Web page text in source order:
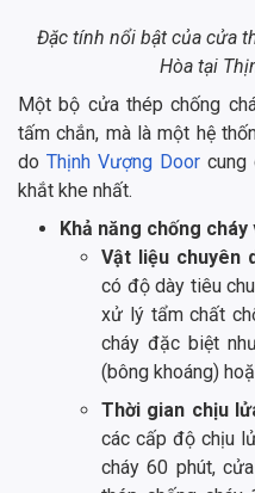
Đặc tính nổi bật của cửa
Hòa tại
Một bộ cửa thép chống
tấm chắn, mà là một hệ
do Thịnh Vượng Door cung
khắt khe nhất.
Khả năng chống
Vật liệu chuyên
có độ dày tiêu
xử lý tẩm chất
cháy đặc biệt
(bông khoáng)
Thời gian chịu
các cấp độ chịu
cháy 60 phút,